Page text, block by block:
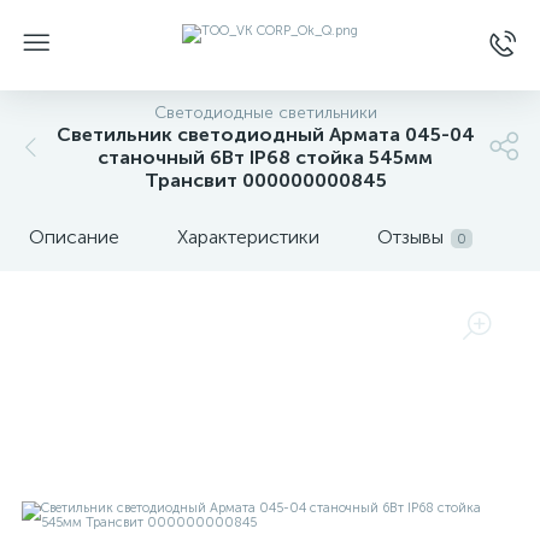
Светодиодные светильники
Светильник светодиодный Армата 045-04
станочный 6Вт IP68 стойка 545мм
Трансвит 000000000845
Описание Характеристики Отзывы 0